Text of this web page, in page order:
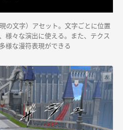
の文字）アセット。文字ごとに位置
様々な演出に使える。また、テクス
様な漫符表現ができる